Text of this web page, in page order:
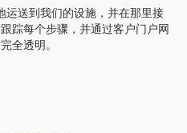
送到我们的设施，并在那里接
踪每个步骤，并通过客户门户网
全透明。